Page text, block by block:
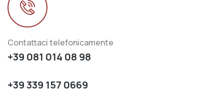
Contattaci telefonicamente
+39 081 014 08 98
+39 339 157 0669